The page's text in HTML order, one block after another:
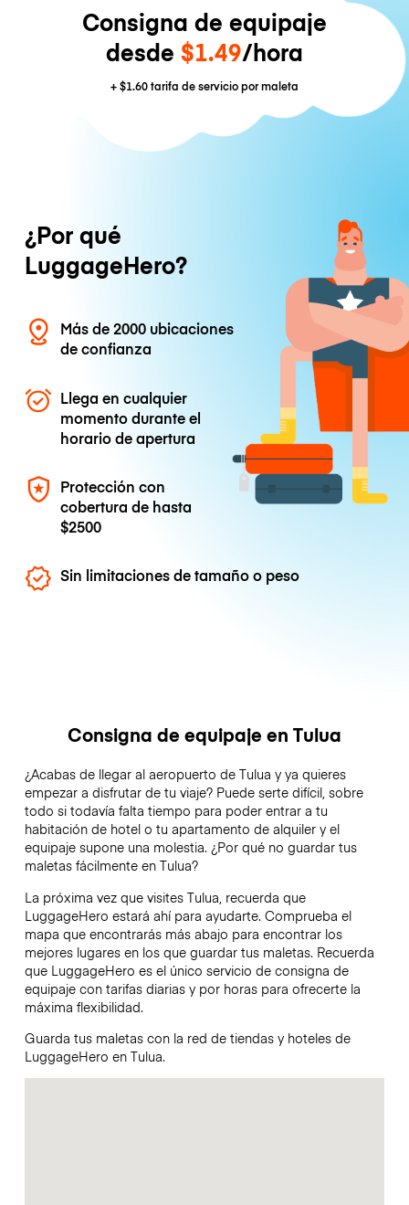
Consigna de equipaje
desde $1.49/hora
+$1.60tarifa de servicio por maleta
¿Por qué
LuggageHero?
Más de 2000 ubicaciones
de confianza
Llega en cualquier
momento durante el
horario de apertura
Protección con
cobertura de hasta
$2500
Sin limitaciones de tamaño o peso
Consigna de equipaje en Tulua
¿Acabas de llegar al aeropuerto de Tulua y ya quieres
empezar a disfrutar de tu viaje? Puede serte difícil, sobre
todo si todavía falta tiempo para poder entrar a tu
habitación de hotel o tu apartamento de alquiler y el
equipaje supone una molestia. ¿Por qué no guardar tus
maletas fácilmente en Tulua?
La próxima vez que visites Tulua, recuerda que
LuggageHero estará ahí para ayudarte. Comprueba el
mapa que encontrarás más abajo para encontrar los
mejores lugares en los que guardar tus maletas. Recuerda
que LuggageHero es el único servicio de consigna de
equipaje con tarifas diarias y por horas para ofrecerte la
máxima flexibilidad.
Guarda tus maletas con la red de tiendas y hoteles de
LuggageHero en Tulua.